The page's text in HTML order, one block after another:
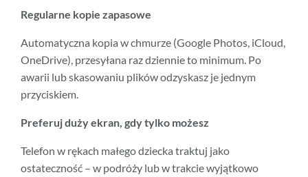
Regularne kopie zapasowe
Automatyczna kopia w chmurze (Google Photos, iCloud,
OneDrive), przesyłana raz dziennie to minimum. Po
awarii lub skasowaniu plików odzyskasz je jednym
przyciskiem.
Preferuj duży ekran, gdy tylko możesz
Telefon w rękach małego dziecka traktuj jako
ostateczność – w podróży lub w trakcie wyjątkowo